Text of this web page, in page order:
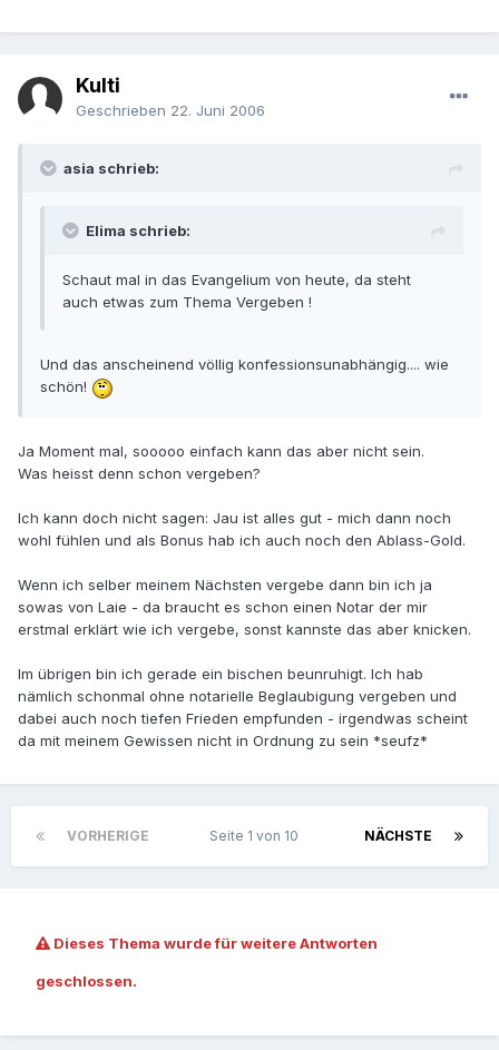
Kulti
Geschrieben 22. Juni 2006
asia schrieb:
Elima schrieb:
Schaut mal in das Evangelium von heute, da steht
auch etwas zum Thema Vergeben !
Und das anscheinend völlig konfessionsunabhängig.... wie
schön!
Ja Moment mal, sooooo einfach kann das aber nicht sein.
Was heisst denn schon vergeben?
Ich kann doch nicht sagen: Jau ist alles gut - mich dann noch
wohl fühlen und als Bonus hab ich auch noch den Ablass-Gold.
Wenn ich selber meinem Nächsten vergebe dann bin ich ja
sowas von Laie - da braucht es schon einen Notar der mir
erstmal erklärt wie ich vergebe, sonst kannste das aber knicken.
Im übrigen bin ich gerade ein bischen beunruhigt. Ich hab
nämlich schonmal ohne notarielle Beglaubigung vergeben und
dabei auch noch tiefen Frieden empfunden - irgendwas scheint
da mit meinem Gewissen nicht in Ordnung zu sein *seufz*
VORHERIGE NÄCHSTE
Seite 1 von 10
Dieses Thema wurde für weitere Antworten
geschlossen.